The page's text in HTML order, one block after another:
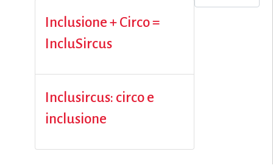
Inclusione + Circo =
IncluSircus
Inclusircus: circo e
inclusione